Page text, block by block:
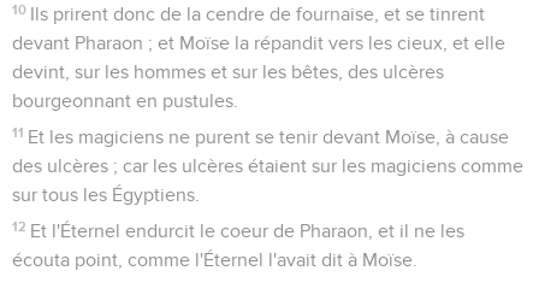
10 Ils prirent donc de la cendre de fournaise, et se tinrent
devant Pharaon ; et Moïse la répandit vers les cieux, et elle
devint, sur les hommes et sur les bêtes, des ulcères
bourgeonnant en pustules.
11 Et les magiciens ne purent se tenir devant Moïse, à cause
des ulcères ; car les ulcères étaient sur les magiciens comme
sur tous les Égyptiens.
12 Et l'Éternel endurcit le coeur de Pharaon, et il ne les
écouta point, comme l'Éternel l'avait dit à Moïse.